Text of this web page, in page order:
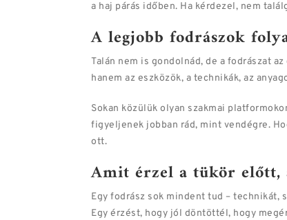
a haj párás időben. Ha kérdezel, nem
A legjobb fodrászok
Talán nem is gondolnád, de a fodrászat
hanem az eszközök, a technikák, az
Sokan közülük olyan szakmai
figyeljenek jobban rád, mint vendégre.
ott.
Amit érzel a tükör előtt,
Egy fodrász sok mindent tud – technikát,
Egy érzést, hogy jól döntöttél, hogy